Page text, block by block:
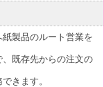
製品のルート営業を
既存先からの注文の
きます。